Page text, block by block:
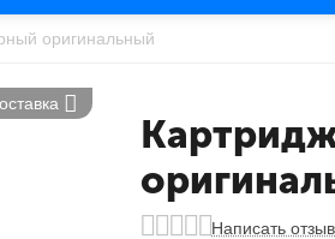
оригинальный
Написать отзыв